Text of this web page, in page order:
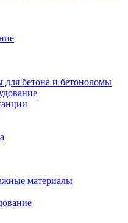
бетона и бетоноломы
материалы